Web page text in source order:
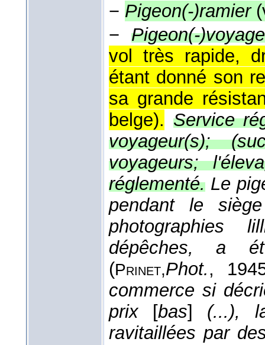
− Pigeon(-)ramier
−Pigeon(-
vol très rapide,
étant donné son
sa grande
belge). Service
voyageur(s);
voyageurs;
réglementé. Le
pendant le
photographies
dépêches, a
(Prinet,Phot.,
commerce si
prix
[bas]
(...),
ravitaillées par